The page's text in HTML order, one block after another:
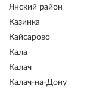
Янский район
Казинка
Кайсарово
Кала
Калач
Калач-на-Дону